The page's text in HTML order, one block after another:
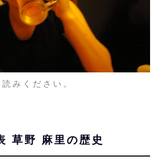
みください。
草野 麻里の歴史